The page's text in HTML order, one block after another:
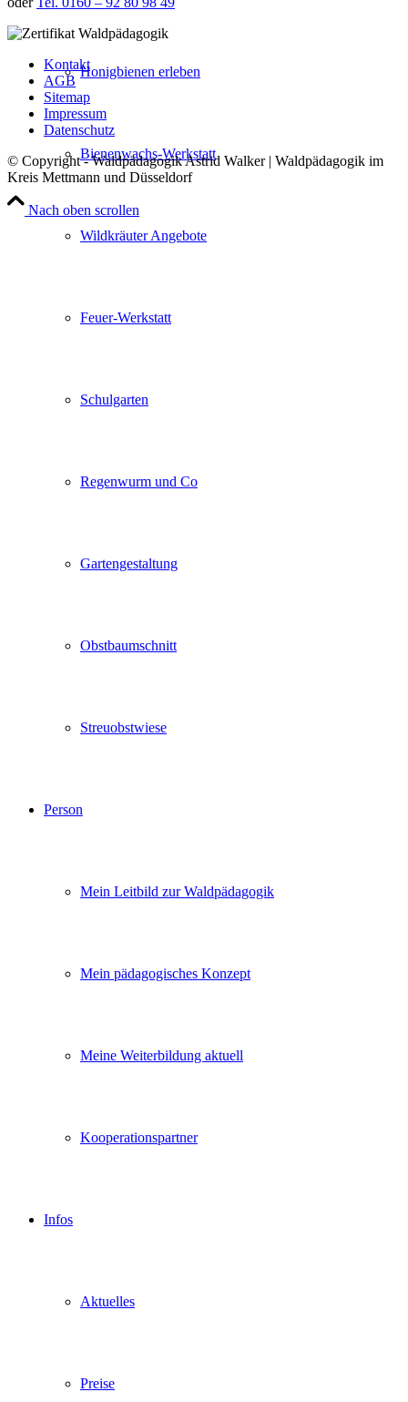
Honigbienen erleben
Bienenwachs-Werkstatt
Wildkräuter Angebote
Feuer-Werkstatt
Schulgarten
Regenwurm und Co
Gartengestaltung
Obstbaumschnitt
Streuobstwiese
Person
Mein Leitbild zur Waldpädagogik
Mein pädagogisches Konzept
Meine Weiterbildung aktuell
Kooperationspartner
Infos
Aktuelles
Preise
Kontakt
AGB
Sitemap
Impressum
Datenschutz
© Copyright - Waldpädagogik Astrid Walker | Waldpädagogik im
Kreis Mettmann und Düsseldorf
Nach oben scrollen